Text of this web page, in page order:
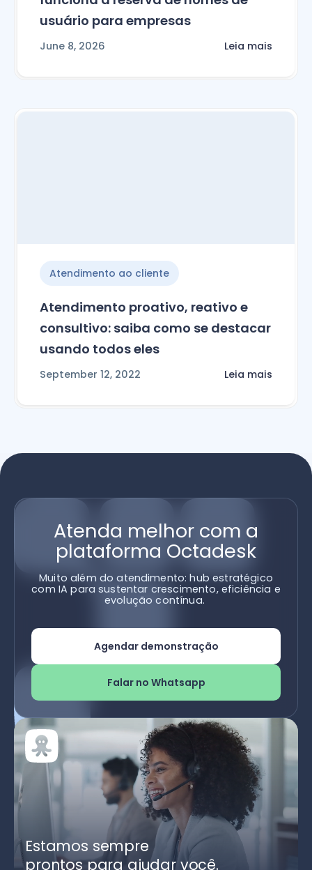
usuário para empresas
June 8, 2026 Leia mais
Atendimento ao cliente
Atendimento proativo, reativo e
consultivo: saiba como se destacar
usando todos eles
September 12, 2022 Leia mais
Atenda melhor com a
plataforma Octadesk
Muito além do atendimento: hub estratégico
com IA para sustentar crescimento, eficiência e
evolução contínua.
Agendar demonstração
Falar no Whatsapp
Estamos sempre
prontos para ajudar você.